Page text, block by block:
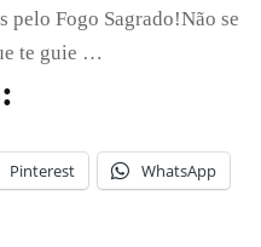
pelo Fogo Sagrado!Não se
te guie …
Pinterest WhatsApp